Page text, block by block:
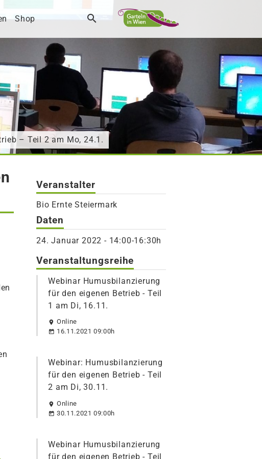
Shop
– Teil 2 am Mo, 24.1.
Veranstalter
Bio Ernte Steiermark
Daten
24. Januar 2022 - 14:00-16:30h
Veranstaltungsreihe
Webinar Humusbilanzierung
für den eigenen Betrieb - Teil
1 am Di, 16.11.
Online
16.11.2021 09:00h
Webinar: Humusbilanzierung
für den eigenen Betrieb - Teil
2 am Di, 30.11.
Online
30.11.2021 09:00h
Webinar Humusbilanzierung
für den eigenen Betrieb - Teil